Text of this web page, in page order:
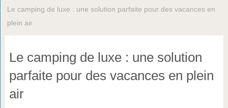
Le camping de luxe : une solution parfaite pour des vacances en
plein air
Le camping de luxe : une solution
parfaite pour des vacances en plein
air